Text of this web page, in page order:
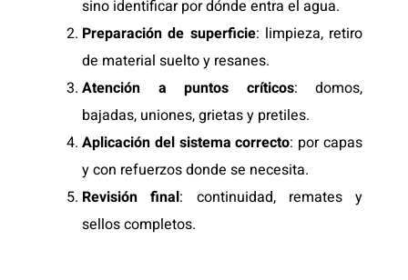
sino identificar por dónde entra el agua.
Preparación de superficie: limpieza, retiro
de material suelto y resanes.
Atención a puntos críticos: domos,
bajadas, uniones, grietas y pretiles.
Aplicación del sistema correcto: por capas
y con refuerzos donde se necesita.
Revisión final: continuidad, remates y
sellos completos.